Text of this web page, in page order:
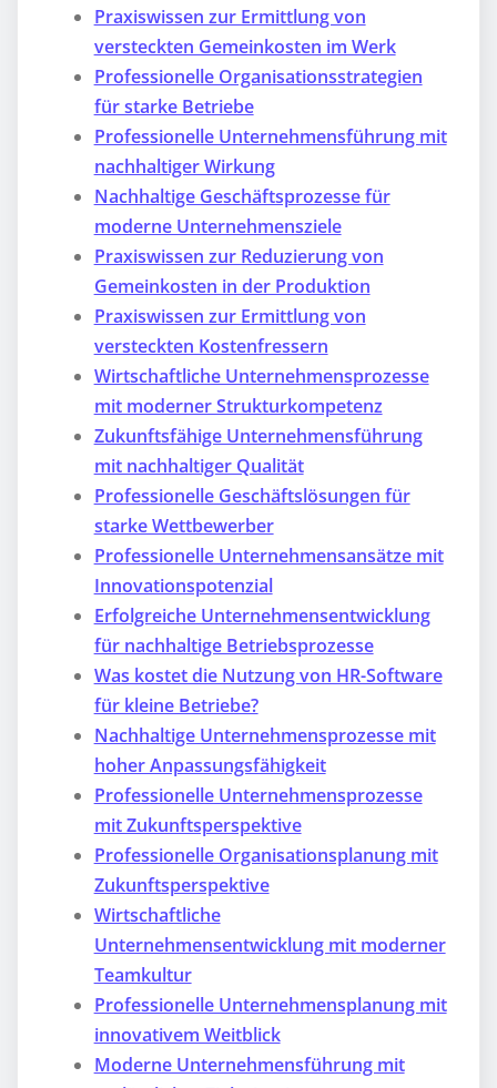
Praxiswissen zur Ermittlung von
versteckten Gemeinkosten im Werk
Professionelle Organisationsstrategien
für starke Betriebe
Professionelle Unternehmensführung mit
nachhaltiger Wirkung
Nachhaltige Geschäftsprozesse für
moderne Unternehmensziele
Praxiswissen zur Reduzierung von
Gemeinkosten in der Produktion
Praxiswissen zur Ermittlung von
versteckten Kostenfressern
Wirtschaftliche Unternehmensprozesse
mit moderner Strukturkompetenz
Zukunftsfähige Unternehmensführung
mit nachhaltiger Qualität
Professionelle Geschäftslösungen für
starke Wettbewerber
Professionelle Unternehmensansätze mit
Innovationspotenzial
Erfolgreiche Unternehmensentwicklung
für nachhaltige Betriebsprozesse
Was kostet die Nutzung von HR-Software
für kleine Betriebe?
Nachhaltige Unternehmensprozesse mit
hoher Anpassungsfähigkeit
Professionelle Unternehmensprozesse
mit Zukunftsperspektive
Professionelle Organisationsplanung mit
Zukunftsperspektive
Wirtschaftliche
Unternehmensentwicklung mit moderner
Teamkultur
Professionelle Unternehmensplanung mit
innovativem Weitblick
Moderne Unternehmensführung mit